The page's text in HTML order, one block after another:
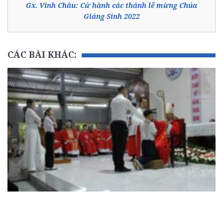
Gx. Vinh Châu: Cử hành các thánh lễ mừng Chúa
Giáng Sinh 2022
CÁC BÀI KHÁC: